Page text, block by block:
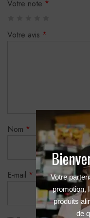
Votre note *
Votre avis *
Nom *
E-mail *
Votre
promotion,
produits
de